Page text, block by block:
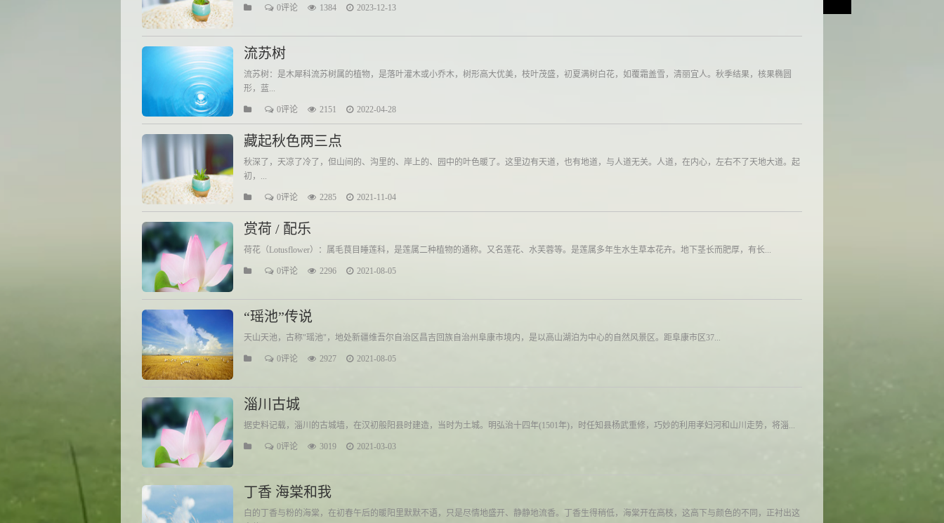
0评论 1384 2023-12-13
流苏树
流苏树：是木犀科流苏树属的植物，是落叶灌木或小乔木，树形高大优美，枝叶茂盛，初夏满树白花，如覆霜盖雪，清丽宜人。秋季结果，核果椭圆
形，蓝...
0评论 2151 2022-04-28
藏起秋色两三点
秋深了，天凉了冷了，但山间的、沟里的、岸上的、园中的叶色暖了。这里边有天道，也有地道，与人道无关。人道，在内心，左右不了天地大道。起
初，...
0评论 2285 2021-11-04
赏荷 / 配乐
荷花（Lotusflower）：属毛茛目睡莲科，是莲属二种植物的通称。又名莲花、水芙蓉等。是莲属多年生水生草本花卉。地下茎长而肥厚，有长...
0评论 2296 2021-08-05
“瑶池”传说
天山天池，古称"瑶池"，地处新疆维吾尔自治区昌吉回族自治州阜康市境内，是以高山湖泊为中心的自然风景区。距阜康市区37...
0评论 2927 2021-08-05
淄川古城
据史料记载，淄川的古城墙，在汉初般阳县时建造，当时为土城。明弘治十四年(1501年)，时任知县杨武重修，巧妙的利用孝妇河和山川走势，将淄...
0评论 3019 2021-03-03
丁香 海棠和我
白的丁香与粉的海棠，在初春午后的暖阳里默默不语，只是尽情地盛开、静静地流香。丁香生得稍低，海棠开在高枝，这高下与颜色的不同，正衬出这